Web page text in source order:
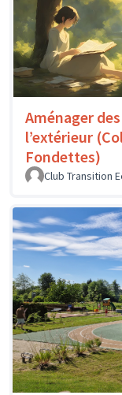
Aménager
l’extérieur
Fondettes)
Club Transition